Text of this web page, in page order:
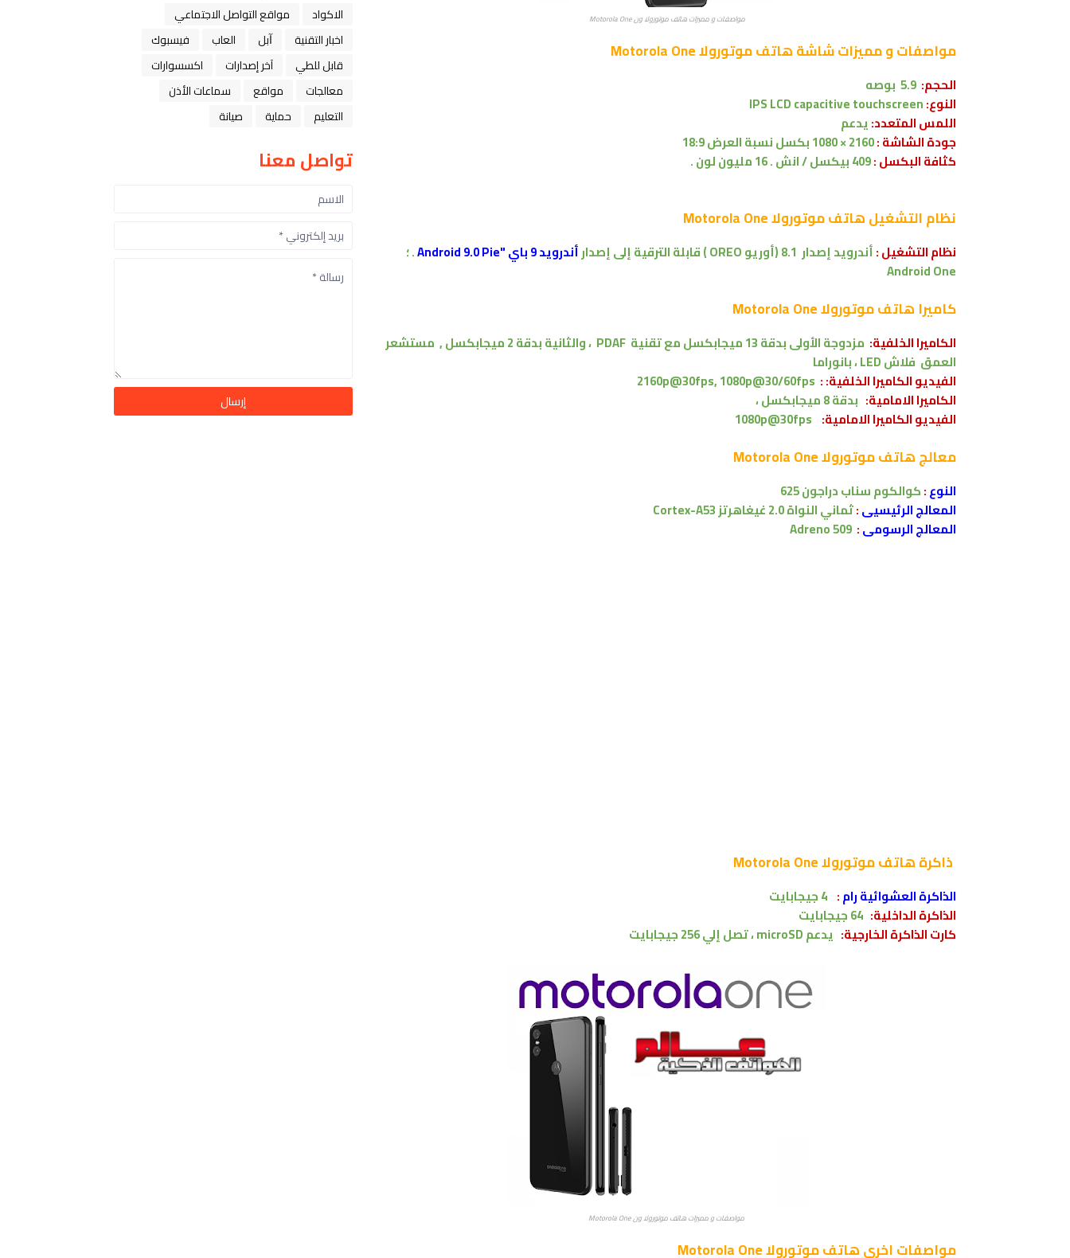
مواصفات و مميزات هاتف موتورولا ون Motorola One
مواصفات و مميزات شاشةهاتف موتورولا Motorola One
الحجم:
النوع:IPS LCD capacitive touchscreen
اللمس المتعدد:يدعم
جودة الشاشة :2160 × 1080 بكسل
نسبة العرض 18:9
كثافة البكسل :409 بيكسل / انش . 16 مليون لون .
نظام التشغيلهاتف موتورولا Motorola One
نظام التشغيل :أندرويد إصدار قابلةالترقية إلى إصدارأندرويد 9 باي "Android 9.0 Pie
. ؛
Android One
كاميرا هاتف موتورولا Motorola One
الكاميرا الخلفية: مزدوجة الأولى بدقة 13 ميجابكسل معتقنية PDAF ، والثانية بدقة 2 ميجابكسل, مستشعر
العمق فلاش LED ، بانوراما
الفيديو الكاميرا الخلفية: : 2160p@30fps, 1080p@30/60fps
الكاميرا الامامية: بدقة 8 ميجابكسل
،
الفيديو الكاميراالامامية:
معالجهاتف موتورولا Motorola One
النوع:كوالكوم سناب دراجون 625
المعالج الرئيسيى:ثماني النواة2.0 غيغاهرتز Cortex-A53
المعالج الرسومى:
Adreno 509
ذاكرةهاتف موتورولا Motorola One
الذاكرة العشوائية رام:
الذاكرة الداخلية: 64 جيجابايت
كارت الذاكرة الخارجية: يدعمmicroSD ، تصل إلي
مواصفات و مميزات هاتف موتورولا ون Motorola One
مواصفات اخرىهاتف موتورولا Motorola One
الاكواد
مواقع التواصل الاجتماعي
اخبار التقنية
ﺁﺑﻞ العاب
فيسبوك
قابل للطي
آخر إصدارات
اكسسوارات
معالجات
مواقع
سماعات الأذن
التعليم
حماية صيانة
تواصل معنا